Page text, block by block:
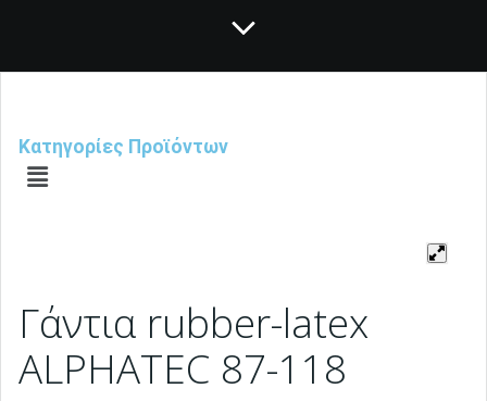
Κατηγορίες Προϊόντων
Γάντια rubber-latex
ALPHATEC 87-118